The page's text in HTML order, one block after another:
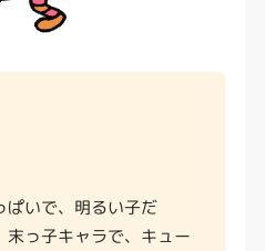
ぱいで、明るい子だ
っ子キャラで、キュー